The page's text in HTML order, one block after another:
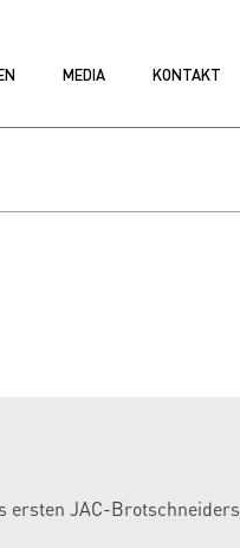
MEDIA KONTAKT
ersten JAC-Brotschneiders